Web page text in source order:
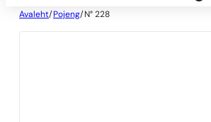
Avaleht/ Pojeng/ N° 228